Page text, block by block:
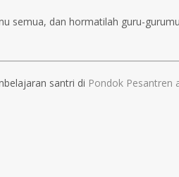
semua, dan hormatilah guru-
santri di Pondok Pesantren